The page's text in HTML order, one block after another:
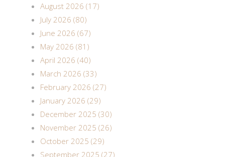
August 2026 (17)
July 2026 (80)
June 2026 (67)
May 2026 (81)
April 2026 (40)
March 2026 (33)
February 2026 (27)
January 2026 (29)
December 2025 (30)
November 2025 (26)
October 2025 (29)
September 2025 (27)